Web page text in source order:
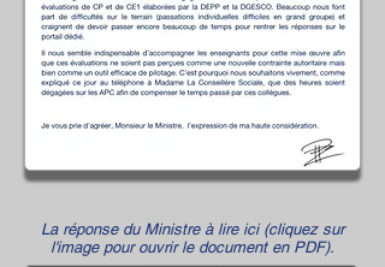
La réponse du Ministre à lire ici (cliquez sur
l'image pour ouvrir le document en PDF).